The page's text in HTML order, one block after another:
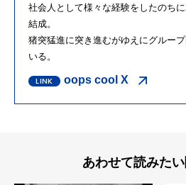
社会人として様々な経験をしたのち
結成。
猪突猛進に突き進むがゆえにグルー
いる。
oops cool X
あわせて読みた